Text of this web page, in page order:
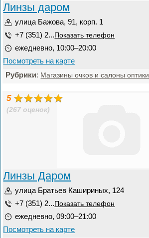
Линзы даром
улица Бажова, 91, корп. 1
+7 (351) 2... Показать телефон
ежедневно, 10:00–20:00
Посмотреть на карте
Рубрики: Магазины очков и салоны оптики
5
(267 оценок)
Линзы Даром
улица Братьев Кашириных, 124
+7 (351) 2... Показать телефон
ежедневно, 09:00–21:00
Посмотреть на карте